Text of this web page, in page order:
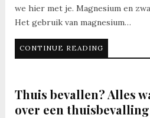
we hier met je. Magnesium en
Het gebruik van magnesium…
CONTINUE READING
Thuis bevallen? Alles
over een thuisbevalling